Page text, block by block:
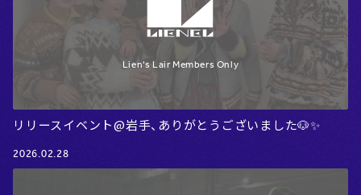
リリースイベント@岩手、ありがとうございました🐶✨
2026.02.28